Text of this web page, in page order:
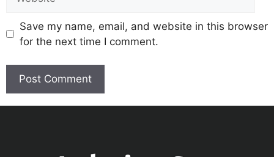
Save my name, email, and website in this browser
for the next time I comment.